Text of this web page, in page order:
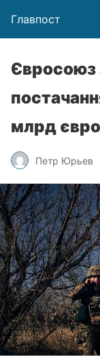
Главпост
Євросоюз
млрд
Петр Юрьев